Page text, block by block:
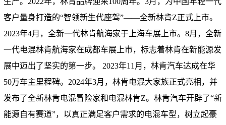
客户量身打造的“智领新生代座驾”——全新林肯Z正式上市。
2023年4月，全新一代林肯航海家于上海车展上市。8月，全新
一代电混林肯航海家在成都车展上市，标志着林肯在新能源发
展中迈出了坚实的第一步。 2023年11月，林肯汽车达成在华
50万车主里程碑。2024年3月，林肯电混大家族正式亮相，并
发布了全新林肯电混冒险家和电混林肯Z。林肯汽车开辟了“新
能源自有赛道”，以真正满足客户需求的电混车型，树立起豪